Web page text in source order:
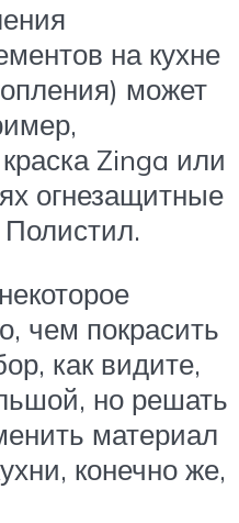
на кухне
может
Zinga или
огнезащитные
чем покрасить
как видите,
но решать
материал
конечно же,